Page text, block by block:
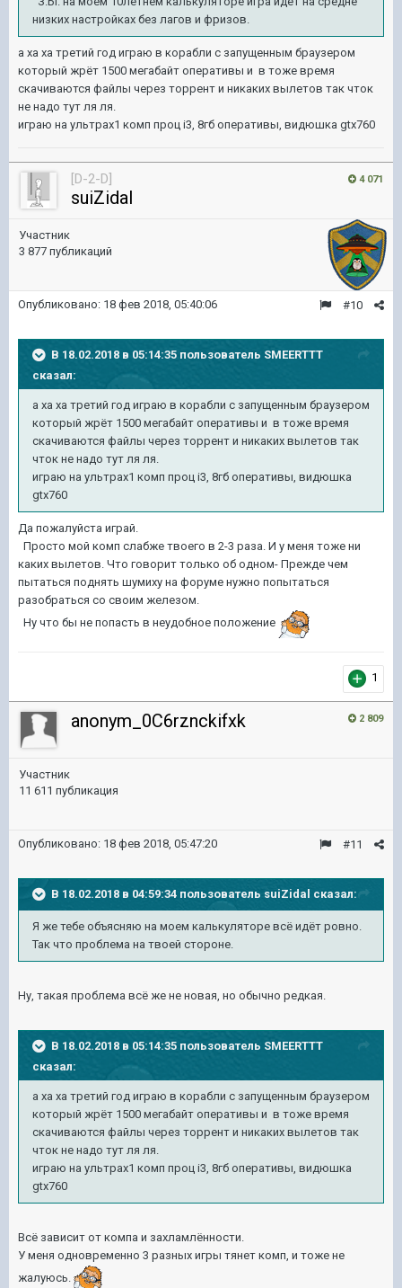
низких настройках без лагов и фризов.
а ха ха третий год играю в корабли с запущенным браузером
который жрёт 1500 мегабайт оперативы и в тоже время
скачиваются файлы через торрент и никаких вылетов так чток
не надо тут ля ля.
играю на ультрах1 комп проц i3, 8гб оперативы, видюшка gtx760
4 071
[D-2-D]
suiZidal
Участник
3 877 публикаций
#10
Опубликовано: 18 фев 2018, 05:40:06
В 18.02.2018 в 05:14:35 пользователь SMEERTTT
сказал:
а ха ха третий год играю в корабли с запущенным браузером
который жрёт 1500 мегабайт оперативы и в тоже время
скачиваются файлы через торрент и никаких вылетов так
чток не надо тут ля ля.
играю на ультрах1 комп проц i3, 8гб оперативы, видюшка
gtx760
Да пожалуйста играй.
Просто мой комп слабже твоего в 2-3 раза. И у меня тоже ни
каких вылетов. Что говорит только об одном- Прежде чем
пытаться поднять шумиху на форуме нужно попытаться
разобраться со своим железом.
Ну что бы не попасть в неудобное положение
1
2 809
anonym_0C6rznckifxk
Участник
11 611 публикация
#11
Опубликовано: 18 фев 2018, 05:47:20
В 18.02.2018 в 04:59:34 пользователь suiZidal сказал:
Я же тебе объясняю на моем калькуляторе всё идёт ровно.
Так что проблема на твоей стороне.
Ну, такая проблема всё же не новая, но обычно редкая.
В 18.02.2018 в 05:14:35 пользователь SMEERTTT
сказал:
а ха ха третий год играю в корабли с запущенным браузером
который жрёт 1500 мегабайт оперативы и в тоже время
скачиваются файлы через торрент и никаких вылетов так
чток не надо тут ля ля.
играю на ультрах1 комп проц i3, 8гб оперативы, видюшка
gtx760
Всё зависит от компа и захламлённости.
У меня одновременно 3 разных игры тянет комп, и тоже не
жалуюсь.